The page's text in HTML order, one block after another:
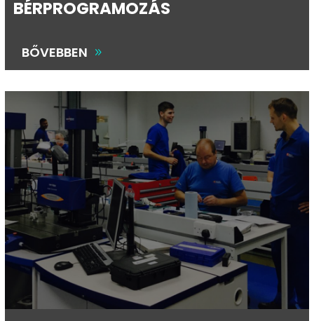
BÉRPROGRAMOZÁS
BŐVEBBEN